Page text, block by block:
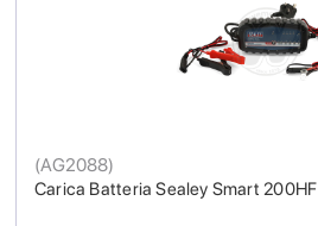
Carica Batteria Sealey Smart 200HF
(AG2088)